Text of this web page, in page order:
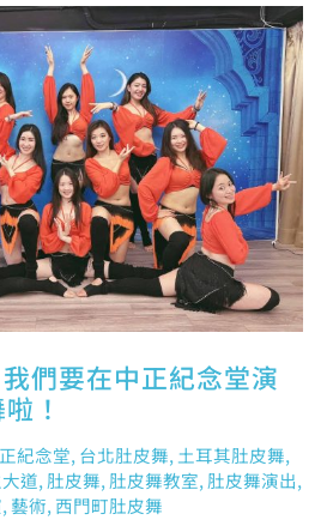
們要在中正紀念堂演
！
紀念堂, 台北肚皮舞, 土耳其肚皮舞,
道, 肚皮舞, 肚皮舞教室, 肚皮舞演出,
,藝術, 西門町肚皮舞